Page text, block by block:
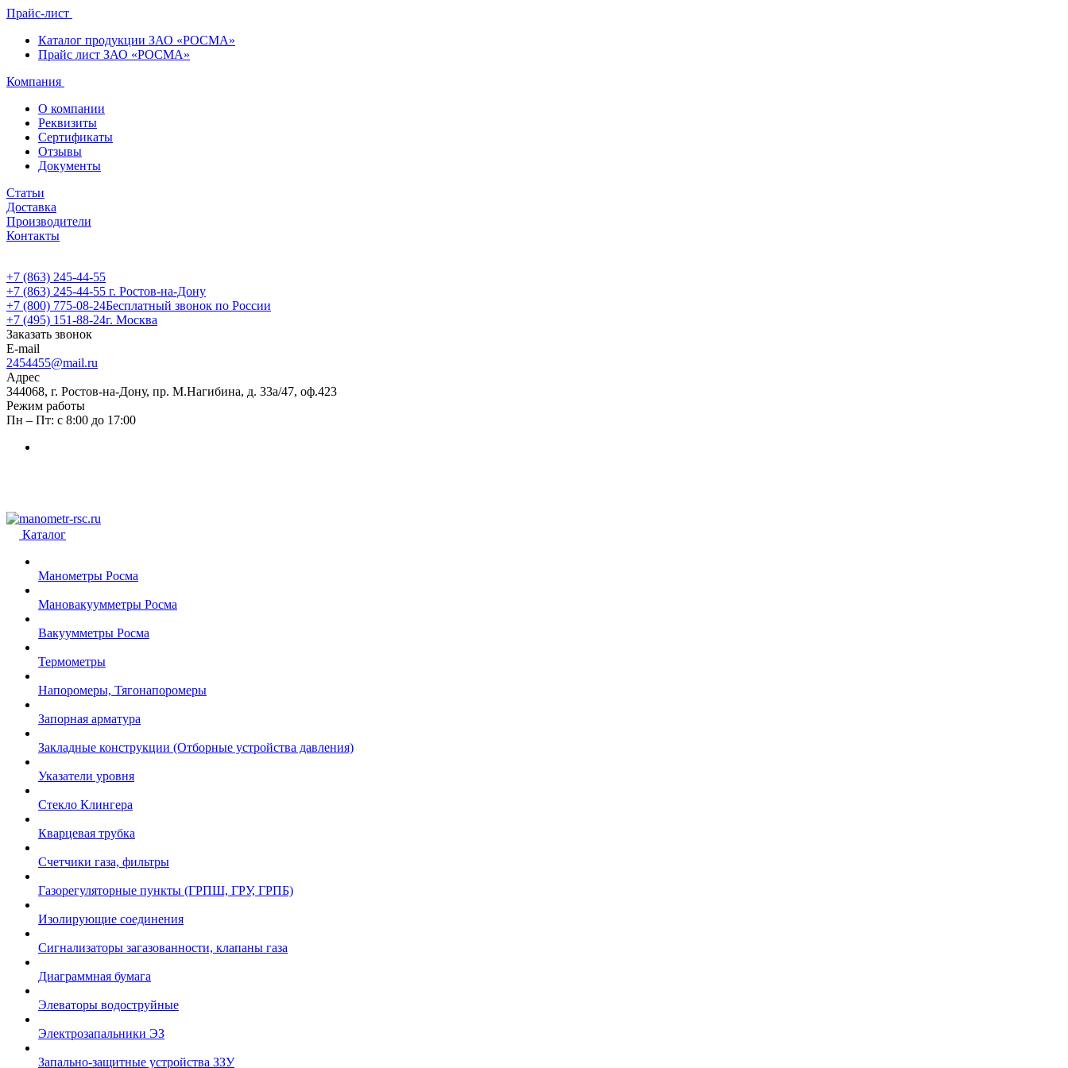
Прайс-лист
Каталог продукции ЗАО «РОСМА»
Прайс лист ЗАО «РОСМА»
Компания
О компании
Реквизиты
Сертификаты
Отзывы
Документы
Статьи
Доставка
Производители
Контакты
+7 (863) 245-44-55
+7 (863) 245-44-55 г. Ростов-на-Дону
+7 (800) 775-08-24Бесплатный звонок по России
+7 (495) 151-88-24г. Москва
Заказать звонок
E-mail
2454455@mail.ru
Адрес
344068, г. Ростов-на-Дону, пр. М.Нагибина, д. 33а/47, оф.423
Режим работы
Пн – Пт: с 8:00 до 17:00
Каталог
Манометры Росма
Мановакуумметры Росма
Вакуумметры Росма
Термометры
Напоромеры, Тягонапоромеры
Запорная арматура
Закладные конструкции (Отборные устройства давления)
Указатели уровня
Стекло Клингера
Кварцевая трубка
Счетчики газа, фильтры
Газорегуляторные пункты (ГРПШ, ГРУ, ГРПБ)
Изолирующие соединения
Сигнализаторы загазованности, клапаны газа
Диаграммная бумага
Элеваторы водоструйные
Электрозапальники ЭЗ
Запально-защитные устройства ЗЗУ